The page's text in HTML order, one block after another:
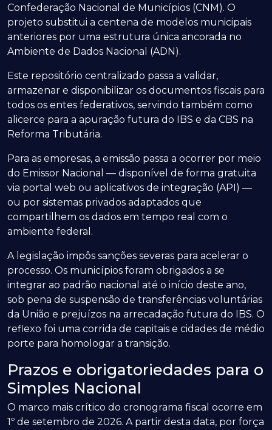
Confederação Nacional de Municípios (CNM). O
projeto substitui a centena de modelos municipais
anteriores por uma estrutura única ancorada no
Ambiente de Dados Nacional (ADN).
Este repositório centralizado passa a validar,
armazenar e disponibilizar os documentos fiscais para
todos os entes federativos, servindo também como
alicerce para a apuração futura do IBS e da CBS na
Reforma Tributária.
Para as empresas, a emissão passa a ocorrer por meio
do Emissor Nacional — disponível de forma gratuita
via portal web ou aplicativos de integração (API) —
ou por sistemas privados adaptados que
compartilhem os dados em tempo real com o
ambiente federal.
A legislação impôs sanções severas para acelerar o
processo. Os municípios foram obrigados a se
integrar ao padrão nacional até o início deste ano,
sob pena de suspensão de transferências voluntárias
da União e prejuízos na arrecadação futura do IBS. O
reflexo foi uma corrida de capitais e cidades de médio
porte para homologar a transição.
Prazos e obrigatoriedades para o
Simples Nacional
O marco mais crítico do cronograma fiscal ocorre em
1º de setembro de 2026. A partir desta data, por força